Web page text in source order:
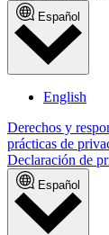
Español
English
Derechos y
prácticas de
Declaración de
Español